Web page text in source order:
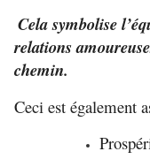
Cela symbolise
relations
chemin.
Ceci est également